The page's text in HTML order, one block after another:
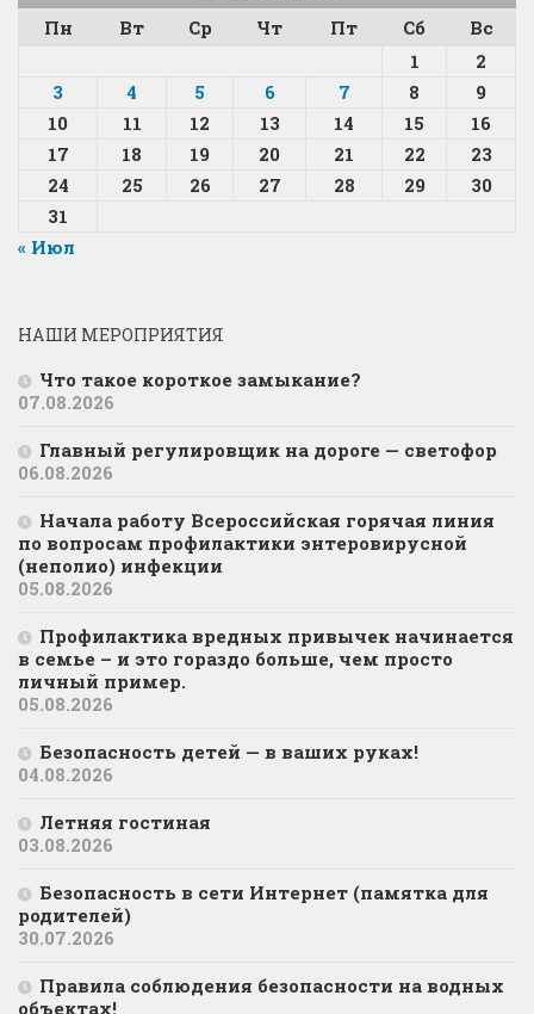
Пн
Вт Ср Чт Пт Сб
Вс
1
2
3
4 5 6 7 8
9
10
11 12 13 14 15
16
17
18 19 20 21 22
23
24
25 26 27 28 29
30
31
« Июл
НАШИ МЕРОПРИЯТИЯ
Что такое короткое замыкание?
07.08.2026
Главный регулировщик на дороге — светофор
06.08.2026
Начала работу Всероссийская горячая линия
по вопросам профилактики энтеровирусной
(неполио) инфекции
05.08.2026
Профилактика вредных привычек начинается
в семье – и это гораздо больше, чем просто
личный пример.
05.08.2026
Безопасность детей — в ваших руках!
04.08.2026
Летняя гостиная
03.08.2026
Безопасность в сети Интернет (памятка для
родителей)
30.07.2026
Правила соблюдения безопасности на водных
объектах!